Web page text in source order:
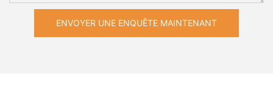
ENVOYER UNE ENQUÊTE MAINTENANT